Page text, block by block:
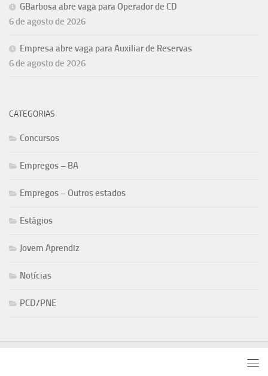
GBarbosa abre vaga para Operador de CD
6 de agosto de 2026
Empresa abre vaga para Auxiliar de Reservas
6 de agosto de 2026
CATEGORIAS
Concursos
Empregos – BA
Empregos – Outros estados
Estágios
Jovem Aprendiz
Notícias
PCD/PNE